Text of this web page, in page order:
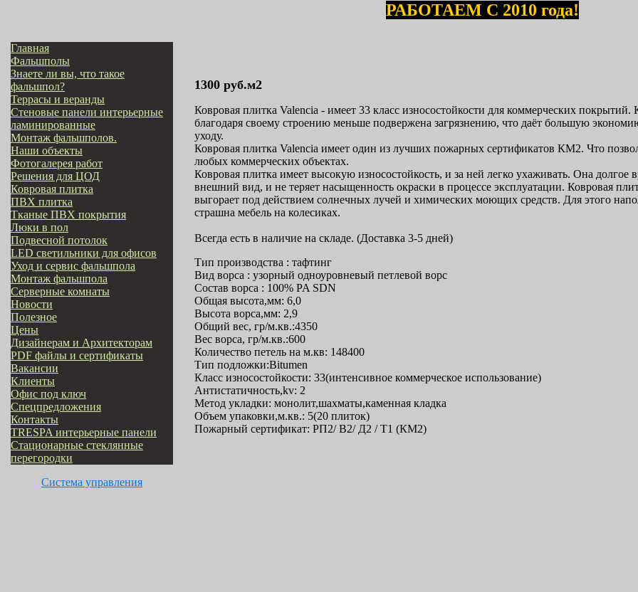
РАБОТАЕМ С 2010 года!
Главная
Фальшполы
Знаете ли вы, что такое
фальшпол?
Террасы и веранды
Стеновые панели интерьерные
ламинированные
Монтаж фальшполов.
Наши объекты
Фотогалерея работ
Решения для ЦОД
Ковровая плитка
ПВХ плитка
Тканые ПВХ покрытия
Люки в пол
Подвесной потолок
LED светильники для офисов
Уход и сервис фальшпола
Монтаж фальшпола
Серверные комнаты
Новости
Полезное
Цены
Дизайнерам и Архитекторам
PDF файлы и сертификаты
Вакансии
Клиенты
Офис под ключ
Cпецпредложения
Контакты
TRESPA интерьерные панели
Стационарные стеклянные
перегородки
Система управления
1300 руб.м2
Ковровая плитка Valencia - имеет 33 класс износостойкости для коммерческих покрытий.
благодаря своему строению меньше подвержена загрязнению, что даёт большую
уходу.
Ковровая плитка Valencia имеет один из лучших пожарных сертификатов КМ2. Что
любых коммерческих объектах.
Ковровая плитка имеет высокую износостойкость, и за ней легко ухаживать. Она долгое
внешний вид, и не теряет насыщенность окраски в процессе эксплуатации. Ковровая
выгорает под действием солнечных лучей и химических моющих средств. Для этого
страшна мебель на колесиках.
Всегда есть в наличие на складе. (Доставка 3-5 дней)
Тип производства : тафтинг
Вид ворса : узорный одноуровневый петлевой ворс
Состав ворса : 100% PA SDN
Общая высота,мм: 6,0
Высота ворса,мм: 2,9
Общий вес, гр/м.кв.:4350
Вес ворса, гр/м.кв.:600
Количество петель на м.кв: 148400
Тип подложки:Bitumen
Класс износостойкости: 33(интенсивное коммерческое использование)
Антистатичность,kv: 2
Метод укладки: монолит,шахматы,каменная кладка
Объем упаковки,м.кв.: 5(20 плиток)
Пожарный сертификат: РП2/ В2/ Д2 / Т1 (КМ2)